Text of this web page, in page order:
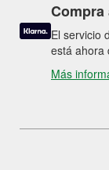
Compra
El servicio
está ahora
Más